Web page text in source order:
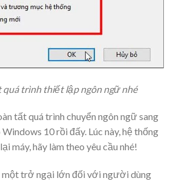
trình thiết lập ngôn ngữ nhé
tất quá trình chuyển ngôn ngữ sang
10 rồi đấy. Lúc này, hệ thống
máy, hãy làm theo yêu cầu nhé!
một trở ngại lớn đối với người dùng